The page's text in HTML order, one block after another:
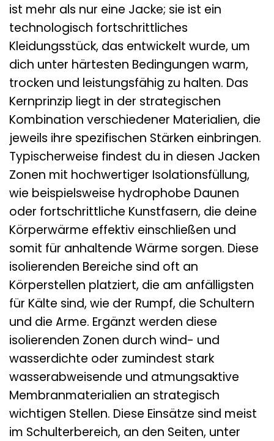
ist mehr als nur eine Jacke; sie ist ein
technologisch fortschrittliches
Kleidungsstück, das entwickelt wurde, um
dich unter härtesten Bedingungen warm,
trocken und leistungsfähig zu halten. Das
Kernprinzip liegt in der strategischen
Kombination verschiedener Materialien, die
jeweils ihre spezifischen Stärken einbringen.
Typischerweise findest du in diesen Jacken
Zonen mit hochwertiger Isolationsfüllung,
wie beispielsweise hydrophobe Daunen
oder fortschrittliche Kunstfasern, die deine
Körperwärme effektiv einschließen und
somit für anhaltende Wärme sorgen. Diese
isolierenden Bereiche sind oft an
Körperstellen platziert, die am anfälligsten
für Kälte sind, wie der Rumpf, die Schultern
und die Arme. Ergänzt werden diese
isolierenden Zonen durch wind- und
wasserdichte oder zumindest stark
wasserabweisende und atmungsaktive
Membranmaterialien an strategisch
wichtigen Stellen. Diese Einsätze sind meist
im Schulterbereich, an den Seiten, unter